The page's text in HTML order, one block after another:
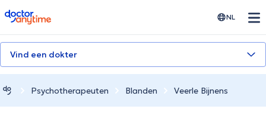
doctoranytime NL
Vind een dokter
Psychotherapeuten Blanden Veerle Bijnens